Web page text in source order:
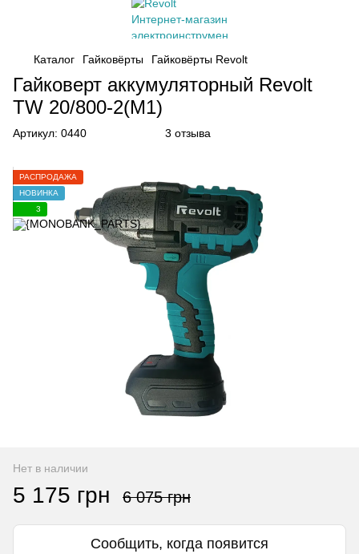
Каталог Гайковёрты Гайковёрты Revolt
Гайковерт аккумуляторный Revolt
TW 20/800-2(M1)
Артикул: 0440 3 отзыва
РАСПРОДАЖА
НОВИНКА
3
Нет в наличии
5 175 грн 6 075 грн
Сообщить, когда появится